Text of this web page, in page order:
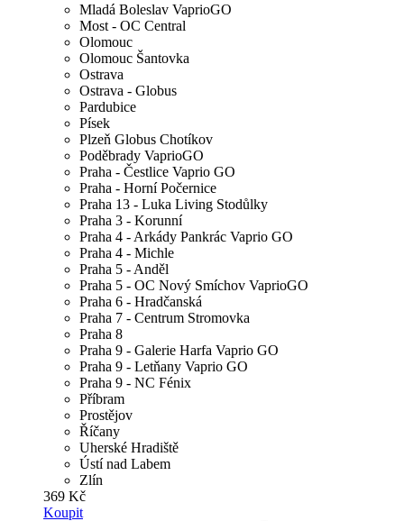
Mladá Boleslav VaprioGO
Most - OC Central
Olomouc
Olomouc Šantovka
Ostrava
Ostrava - Globus
Pardubice
Písek
Plzeň Globus Chotíkov
Poděbrady VaprioGO
Praha - Čestlice Vaprio GO
Praha - Horní Počernice
Praha 13 - Luka Living Stodůlky
Praha 3 - Korunní
Praha 4 - Arkády Pankrác Vaprio GO
Praha 4 - Michle
Praha 5 - Anděl
Praha 5 - OC Nový Smíchov VaprioGO
Praha 6 - Hradčanská
Praha 7 - Centrum Stromovka
Praha 8
Praha 9 - Galerie Harfa Vaprio GO
Praha 9 - Letňany Vaprio GO
Praha 9 - NC Fénix
Příbram
Prostějov
Říčany
Uherské Hradiště
Ústí nad Labem
Zlín
369 Kč
Koupit